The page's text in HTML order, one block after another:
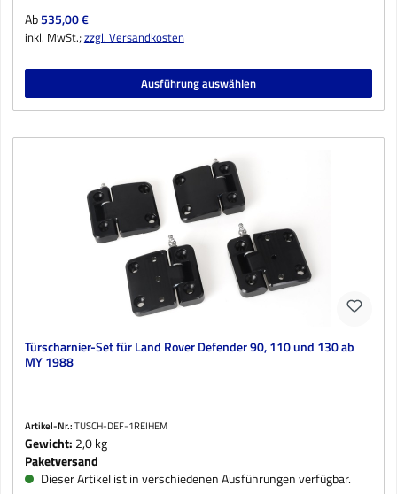
Regulärer Preis:
Ab535,00 €
inkl. MwSt.;zzgl. Versandkosten
Ausführung auswählen
Türscharnier-Set für Land Rover Defender 90, 110 und 130 ab
MY 1988
Artikel-Nr.:TUSCH-DEF-1REIHEM
Gewicht: 2,0 kg
Paketversand
Dieser Artikel ist in verschiedenen Ausführungen verfügbar.